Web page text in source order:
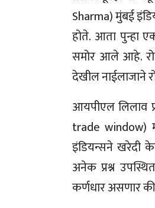
Sharma) मुंबई
होते. आता पुन्हा
समोर आले आहे.
देखील नाईलाजाने
आयपीएल लिलाव
trade window)
इंडियन्सने खरेदी
अनेक प्रश्न
कर्णधार असणार